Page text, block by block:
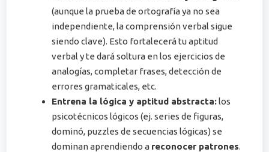
(aunque la prueba de ortografía ya no sea
independiente, la comprensión verbal sigue
siendo clave). Esto fortalecerá tu aptitud
verbal y te dará soltura en los ejercicios de
analogías, completar frases, detección de
errores gramaticales, etc.
Entrena la lógica y aptitud abstracta:los
psicotécnicos lógicos (ej. series de figuras,
dominó, puzzles de secuencias lógicas) se
dominan aprendiendo a reconocer patrones.